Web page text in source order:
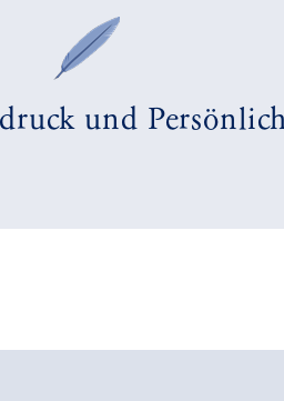
und